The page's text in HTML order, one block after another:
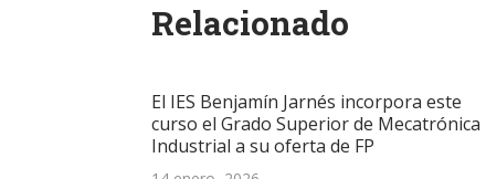
en
una
en
una
en
una
electrónico
a
en
una
ventana
nueva)
Relacionado
El IES Benjamín Jarnés incorpora este
curso el Grado Superior de Mecatrónica
Industrial a su oferta de FP